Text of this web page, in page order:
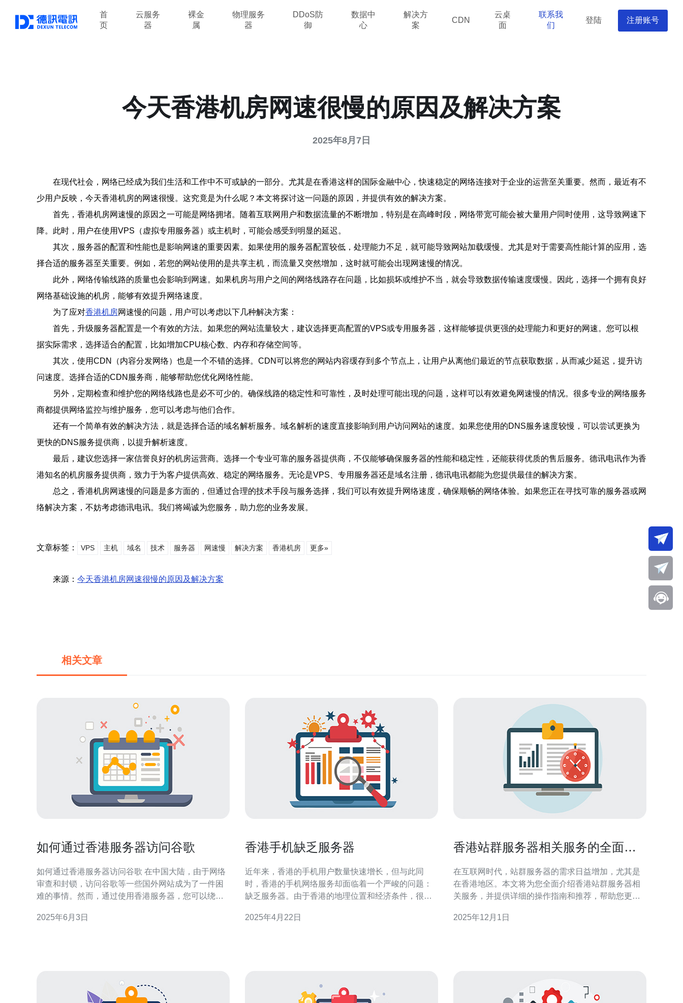
首
页
云服务
器
裸金
属
物理服务
器
DDoS防
御
数据中
心
解决方
案
CDN
云桌
面
联系我
们
登陆 注册账号
今天香港机房网速很慢的原因及解决方案
2025年8月7日
在现代社会，网络已经成为我们生活和工作中不可或缺的一部分。尤其是在香港这样的国际金融中心，快速稳定的网络连接对于企业的运营至关重要。然而，最近有不
少用户反映，今天香港机房的网速很慢。这究竟是为什么呢？本文将探讨这一问题的原因，并提供有效的解决方案。
首先，香港机房网速慢的原因之一可能是网络拥堵。随着互联网用户和数据流量的不断增加，特别是在高峰时段，网络带宽可能会被大量用户同时使用，这导致网速下
降。此时，用户在使用VPS（虚拟专用服务器）或主机时，可能会感受到明显的延迟。
其次，服务器的配置和性能也是影响网速的重要因素。如果使用的服务器配置较低，处理能力不足，就可能导致网站加载缓慢。尤其是对于需要高性能计算的应用，选
择合适的服务器至关重要。例如，若您的网站使用的是共享主机，而流量又突然增加，这时就可能会出现网速慢的情况。
此外，网络传输线路的质量也会影响到网速。如果机房与用户之间的网络线路存在问题，比如损坏或维护不当，就会导致数据传输速度缓慢。因此，选择一个拥有良好
网络基础设施的机房，能够有效提升网络速度。
为了应对香港机房网速慢的问题，用户可以考虑以下几种解决方案：
首先，升级服务器配置是一个有效的方法。如果您的网站流量较大，建议选择更高配置的VPS或专用服务器，这样能够提供更强的处理能力和更好的网速。您可以根
据实际需求，选择适合的配置，比如增加CPU核心数、内存和存储空间等。
其次，使用CDN（内容分发网络）也是一个不错的选择。CDN可以将您的网站内容缓存到多个节点上，让用户从离他们最近的节点获取数据，从而减少延迟，提升访
问速度。选择合适的CDN服务商，能够帮助您优化网络性能。
另外，定期检查和维护您的网络线路也是必不可少的。确保线路的稳定性和可靠性，及时处理可能出现的问题，这样可以有效避免网速慢的情况。很多专业的网络服务
商都提供网络监控与维护服务，您可以考虑与他们合作。
还有一个简单有效的解决方法，就是选择合适的域名解析服务。域名解析的速度直接影响到用户访问网站的速度。如果您使用的DNS服务速度较慢，可以尝试更换为
更快的DNS服务提供商，以提升解析速度。
最后，建议您选择一家信誉良好的机房运营商。选择一个专业可靠的服务器提供商，不仅能够确保服务器的性能和稳定性，还能获得优质的售后服务。德讯电讯作为香
港知名的机房服务提供商，致力于为客户提供高效、稳定的网络服务。无论是VPS、专用服务器还是域名注册，德讯电讯都能为您提供最佳的解决方案。
总之，香港机房网速慢的问题是多方面的，但通过合理的技术手段与服务选择，我们可以有效提升网络速度，确保顺畅的网络体验。如果您正在寻找可靠的服务器或网
络解决方案，不妨考虑德讯电讯。我们将竭诚为您服务，助力您的业务发展。
文章标签： VPS 主机 域名 技术 服务器 网速慢 解决方案 香港机房 更多»
来源： 今天香港机房网速很慢的原因及解决方案
相关文章
如何通过香港服务器访问谷歌
如何通过香港服务器访问谷歌 在中国大陆，由于网络
审查和封锁，访问谷歌等一些国外网站成为了一件困
难的事情。然而，通过使用香港服务器，您可以绕过
港服务器访问谷歌。 香港服务器是指位于香港的互联
2025年6月3日
香港手机缺乏服务器
近年来，香港的手机用户数量快速增长，但与此同
时，香港的手机网络服务却面临着一个严峻的问题：
缺乏服务器。由于香港的地理位置和经济条件，很多
致手机用户在使用网络服务时经常遇到连接延迟、网
2025年4月22日
香港站群服务器相关服务的全面介
在互联网时代，站群服务器的需求日益增加，尤其是
在香港地区。本文将为您全面介绍香港站群服务器相
关服务，并提供详细的操作指南和推荐，帮助您更好
器是指支持多个网站（或多个域名）在同一台服务器
2025年12月1日